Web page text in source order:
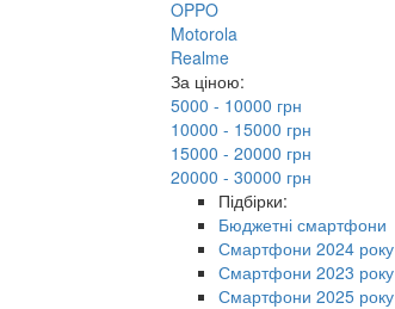
OPPO
Motorola
Realme
За ціною:
5000 - 10000 грн
10000 - 15000 грн
15000 - 20000 грн
20000 - 30000 грн
Підбірки:
Бюджетні смартфони
Смартфони 2024 року
Смартфони 2023 року
Смартфони 2025 року